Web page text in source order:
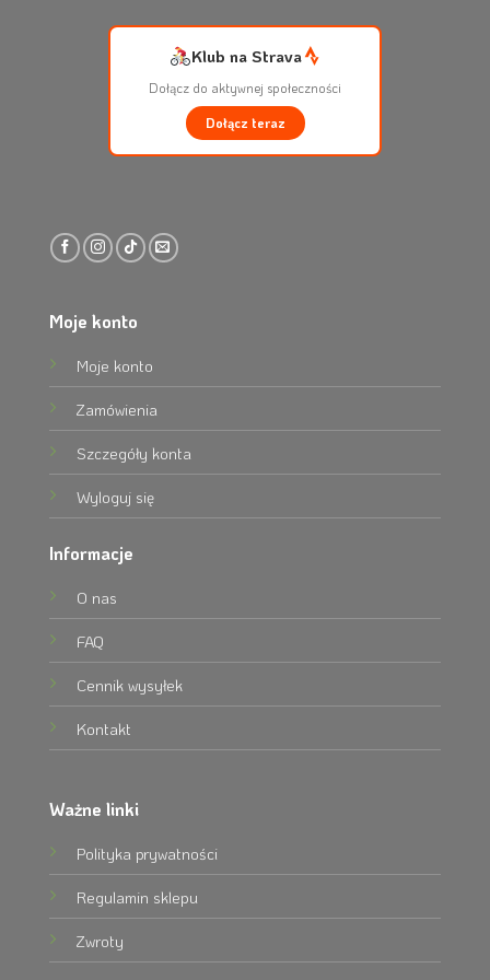
Klub na Strava
Dołącz do aktywnej społeczności
Dołącz teraz
Moje konto
Moje konto
Zamówienia
Szczegóły konta
Wyloguj się
Informacje
O nas
FAQ
Cennik wysyłek
Kontakt
Ważne linki
Polityka prywatności
Regulamin sklepu
Zwroty